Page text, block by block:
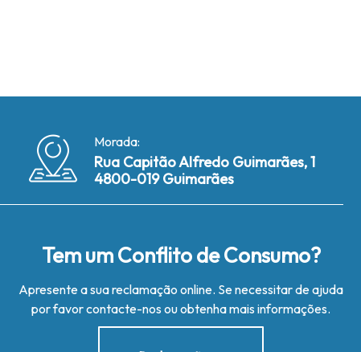
Morada:
Rua Capitão Alfredo Guimarães, 1
4800-019 Guimarães
Tem um Conflito de Consumo?
Apresente a sua reclamação online. Se necessitar de ajuda
por favor contacte-nos ou obtenha mais informações.